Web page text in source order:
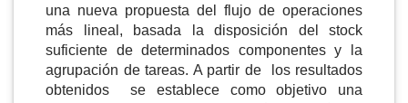
una nueva propuesta del flujo de operaciones
más lineal, basada la disposición del stock
suficiente de determinados componentes y la
agrupación de tareas. A partir de los resultados
obtenidos se establece como objetivo una